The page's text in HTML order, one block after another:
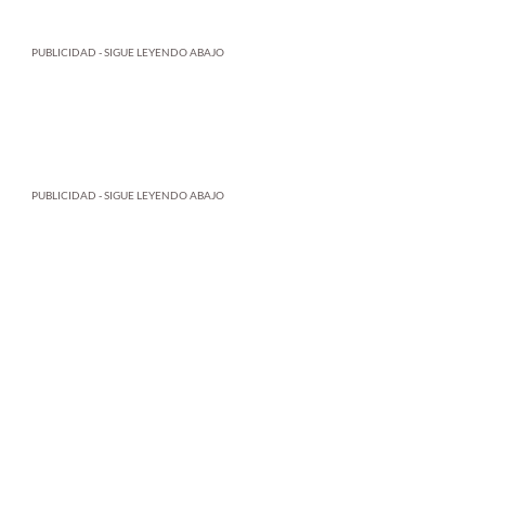
PUBLICIDAD - SIGUE LEYENDO ABAJO
PUBLICIDAD - SIGUE LEYENDO ABAJO